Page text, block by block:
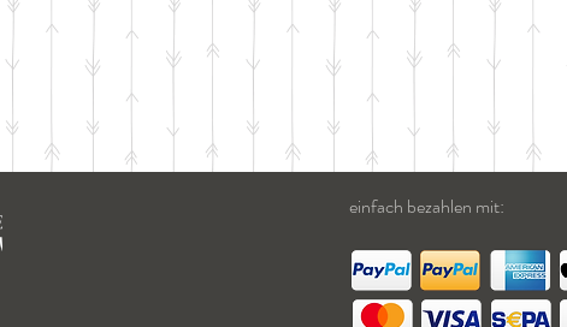
einfach bezahlen mit: